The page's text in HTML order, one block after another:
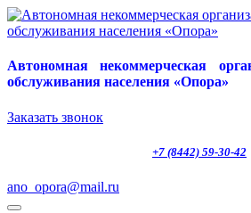
Автономная некоммерческая
обслуживания населения «Опора»
Заказать звонок
+7 (8442) 59-30-42
ano_opora@mail.ru